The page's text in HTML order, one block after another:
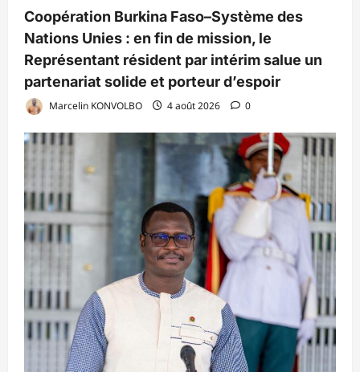
Coopération Burkina Faso–Système des
Nations Unies : en fin de mission, le
Représentant résident par intérim salue un
partenariat solide et porteur d’espoir
Marcelin KONVOLBO 4 août 2026 0